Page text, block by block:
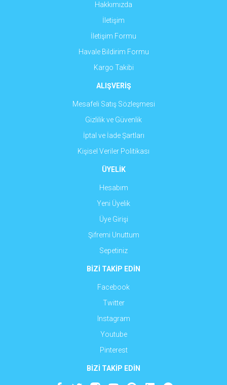
Hakkımızda
İletişim
İletişim Formu
Havale Bildirim Formu
Kargo Takibi
ALIŞVERİŞ
Mesafeli Satış Sözleşmesi
Gizlilik ve Güvenlik
İptal ve İade Şartları
Kişisel Veriler Politikası
ÜYELİK
Hesabım
Yeni Üyelik
Üye Girişi
Şifremi Unuttum
Sepetiniz
BİZİ TAKİP EDİN
Facebook
Twitter
Instagram
Youtube
Pinterest
BİZİ TAKİP EDİN